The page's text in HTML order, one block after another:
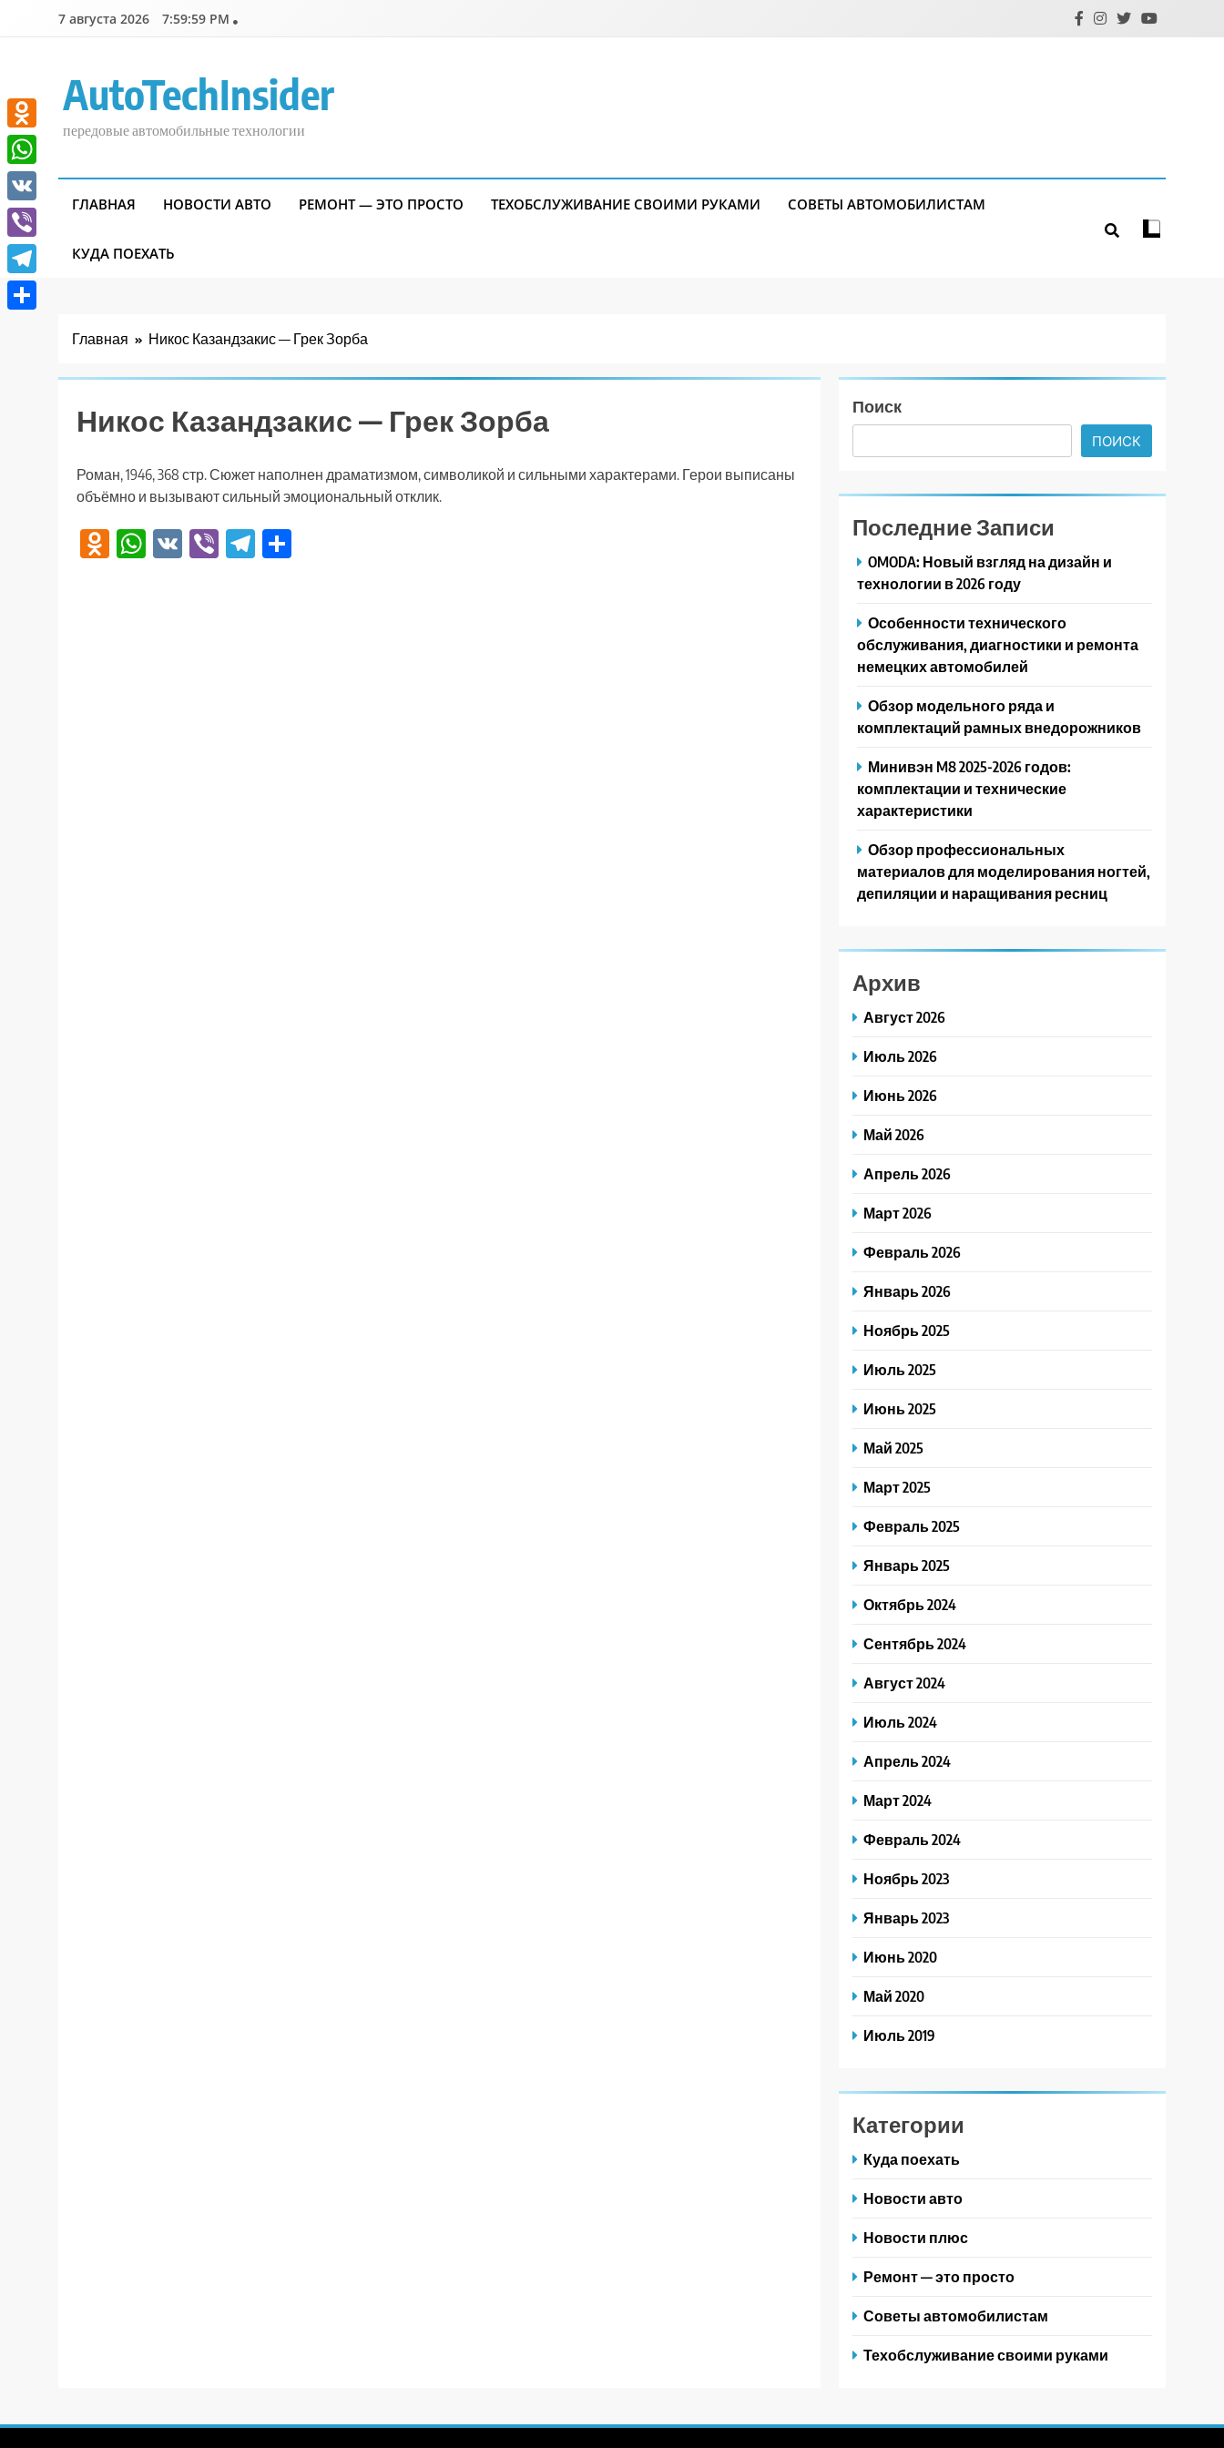
7 августа 2026 8:00:00 PM
AutoTechInsider
передовые автомобильные технологии
ГЛАВНАЯ НОВОСТИ АВТО РЕМОНТ — ЭТО ПРОСТО ТЕХОБСЛУЖИВАНИЕ СВОИМИ РУКАМИ СОВЕТЫ АВТОМОБИЛИСТАМ
КУДА ПОЕХАТЬ
Главная Никос Казандзакис — Грек Зорба
Никос Казандзакис — Грек Зорба
Роман, 1946, 368 стр. Сюжет наполнен драматизмом, символикой и сильными характерами. Герои выписаны
объёмно и вызывают сильный эмоциональный отклик.
Odnoklassniki
WhatsApp
VK ViberTelegram
Поиск
ПОИСК
Последние Записи
OMODA: Новый взгляд на дизайн и
технологии в 2026 году
Особенности технического
обслуживания, диагностики и ремонта
немецких автомобилей
Обзор модельного ряда и
комплектаций рамных внедорожников
Минивэн M8 2025-2026 годов:
комплектации и технические
характеристики
Обзор профессиональных
материалов для моделирования ногтей,
депиляции и наращивания ресниц
Архив
Август 2026
Июль 2026
Июнь 2026
Май 2026
Апрель 2026
Март 2026
Февраль 2026
Январь 2026
Ноябрь 2025
Июль 2025
Июнь 2025
Май 2025
Март 2025
Февраль 2025
Январь 2025
Октябрь 2024
Сентябрь 2024
Август 2024
Июль 2024
Апрель 2024
Март 2024
Февраль 2024
Ноябрь 2023
Январь 2023
Июнь 2020
Май 2020
Июль 2019
Категории
Куда поехать
Новости авто
Новости плюс
Ремонт — это просто
Советы автомобилистам
Техобслуживание своими руками
Odnoklassniki
WhatsApp
VK
Viber
Telegram